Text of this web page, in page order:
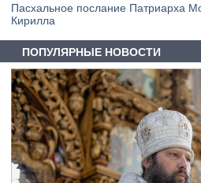
Пасхальное послание Патриарха
Кирилла
ПОПУЛЯРНЫЕ НОВОСТИ